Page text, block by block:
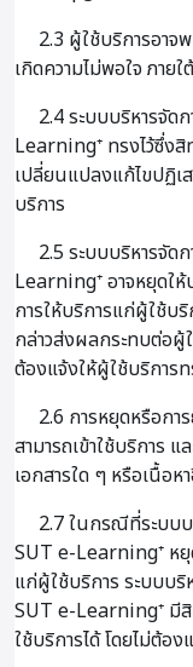
2.3 ผู้ใช้บริการอาจพ
เกิดความไม่พอใจ ภาย
2.4 ระบบบริหารจัด
Learning⁺ ทรงไว้ซึ่ง
เปลี่ยนแปลงแก้ไขปฏิเ
บริการ
2.5 ระบบบริหารจัด
Learning⁺ อาจหยุดให้
การให้บริการแก่ผู้ใช้บริ
กล่าวส่งผลกระทบต่อผู้
ต้องแจ้งให้ผู้ใช้บริการ
2.6 การหยุดหรือการ
สามารถเข้าใช้บริการ
เอกสารใด ๆ หรือเนื้อ
2.7 ในกรณีที่ระบบบ
SUT e-Learning⁺ หยุ
แก่ผู้ใช้บริการ ระบบบริ
SUT e-Learning⁺ มี
ใช้บริการได้ โดยไม่ต้อ